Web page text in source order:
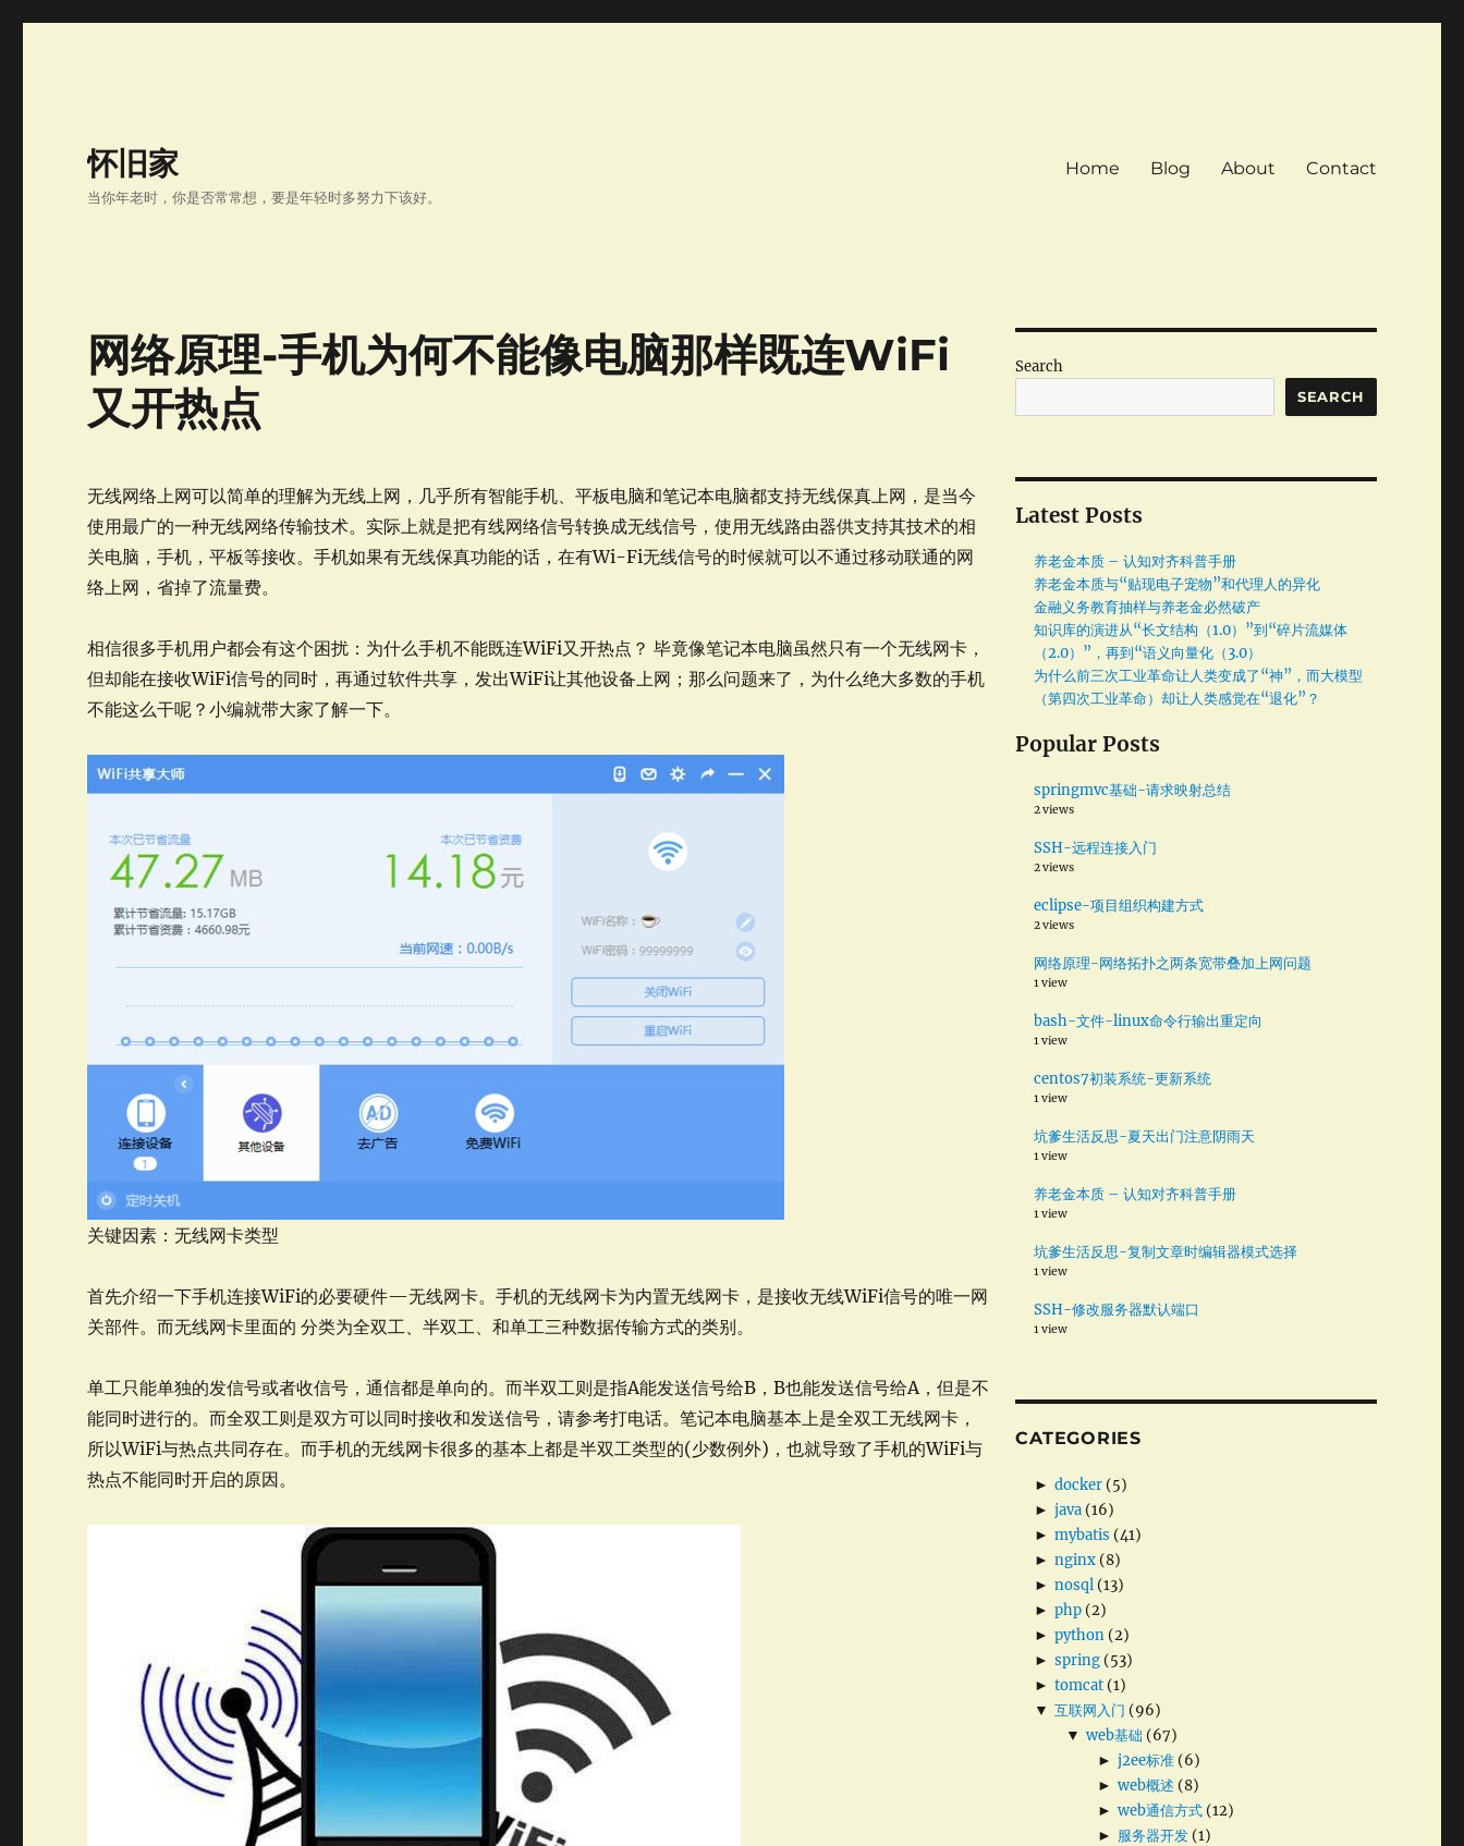
怀旧家
当你年老时，你是否常常想，要是年轻时多努力下该好。
Home Blog About Contact
网络原理-手机为何不能像电脑那样既连WiFi
又开热点
无线网络上网可以简单的理解为无线上网，几乎所有智能手机、平板电脑和笔记本电脑都支持无线保真上网，是当今
使用最广的一种无线网络传输技术。实际上就是把有线网络信号转换成无线信号，使用无线路由器供支持其技术的相
关电脑，手机，平板等接收。手机如果有无线保真功能的话，在有Wi-Fi无线信号的时候就可以不通过移动联通的网
络上网，省掉了流量费。
相信很多手机用户都会有这个困扰：为什么手机不能既连WiFi又开热点？ 毕竟像笔记本电脑虽然只有一个无线网卡，
但却能在接收WiFi信号的同时，再通过软件共享，发出WiFi让其他设备上网；那么问题来了，为什么绝大多数的手机
不能这么干呢？小编就带大家了解一下。
关键因素：无线网卡类型
首先介绍一下手机连接WiFi的必要硬件—无线网卡。手机的无线网卡为内置无线网卡，是接收无线WiFi信号的唯一网
关部件。而无线网卡里面的 分类为全双工、半双工、和单工三种数据传输方式的类别。
单工只能单独的发信号或者收信号，通信都是单向的。而半双工则是指A能发送信号给B，B也能发送信号给A，但是不
能同时进行的。而全双工则是双方可以同时接收和发送信号，请参考打电话。笔记本电脑基本上是全双工无线网卡，
所以WiFi与热点共同存在。而手机的无线网卡很多的基本上都是半双工类型的(少数例外)，也就导致了手机的WiFi与
热点不能同时开启的原因。
Search
SEARCH
Latest Posts
养老金本质 – 认知对齐科普手册
养老金本质与“贴现电子宠物”和代理人的异化
金融义务教育抽样与养老金必然破产
知识库的演进从“长文结构（1.0）”到“碎片流媒体
（2.0）”，再到“语义向量化（3.0）
为什么前三次工业革命让人类变成了“神”，而大模型
（第四次工业革命）却让人类感觉在“退化”？
Popular Posts
springmvc基础-请求映射总结
2 views
SSH-远程连接入门
2 views
eclipse-项目组织构建方式
2 views
网络原理-网络拓扑之两条宽带叠加上网问题
1 view
bash-文件-linux命令行输出重定向
1 view
centos7初装系统-更新系统
1 view
坑爹生活反思-夏天出门注意阴雨天
1 view
养老金本质 – 认知对齐科普手册
1 view
坑爹生活反思-复制文章时编辑器模式选择
1 view
SSH-修改服务器默认端口
1 view
CATEGORIES
► docker(5)
► java(16)
► mybatis (41)
► nginx(8)
► nosql(13)
► php(2)
► python(2)
► spring(53)
► tomcat(1)
▼ 互联网入门 (96)
▼ web基础 (67)
► j2ee标准 (6)
► web概述 (8)
► web通信方式 (12)
► 服务器开发 (1)